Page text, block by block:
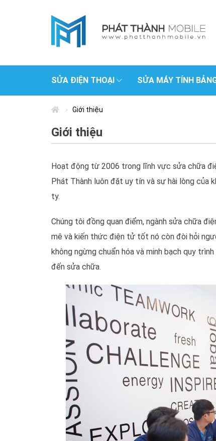
SỬA ĐIỆN THOẠI SỬA MÁY TÍNH
Giới thiệu
Giới thiệu
Hoạt động từ 2006 trong lĩnh vực sửa chữa
Phát Thành luôn đặt uy tín và sự hài lòng của
ty.
Chúng tôi đồng quan điểm, ngành sửa chữa
mê và kiến thức điện tử tốt nó còn đòi hỏi
không ngừng chuẩn hóa và minh bạch quy
đến sửa chữa.